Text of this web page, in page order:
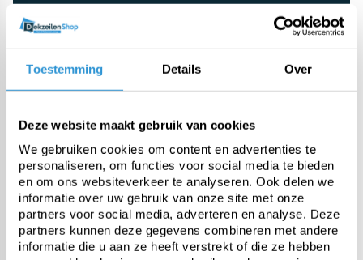
Toestemming Details Over
Deze website maakt gebruik van cookies
We gebruiken cookies om content en advertenties te
personaliseren, om functies voor social media te bieden
en om ons websiteverkeer te analyseren. Ook delen we
informatie over uw gebruik van onze site met onze
partners voor social media, adverteren en analyse. Deze
partners kunnen deze gegevens combineren met andere
informatie die u aan ze heeft verstrekt of die ze hebben
Onze specialisten helpen je graag
verder
Categorieën
Pool covers